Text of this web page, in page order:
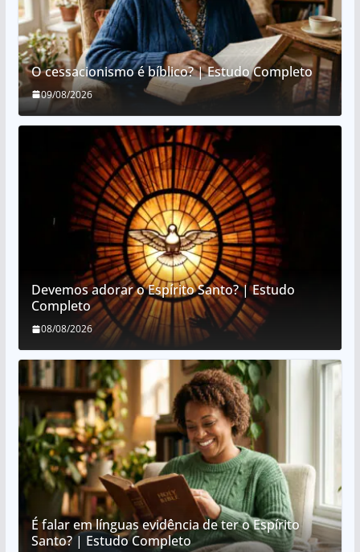
O cessacionismo é bíblico? | Estudo Completo
09/08/2026
Devemos adorar o Espírito Santo? | Estudo
Completo
08/08/2026
É falar em línguas evidência de ter o Espírito
Santo? | Estudo Completo